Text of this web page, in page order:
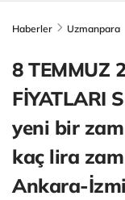
Haberler Uzmanpara
8 TEMMUZ
FİYATLARI
yeni bir
kaç lira zam
Ankara-